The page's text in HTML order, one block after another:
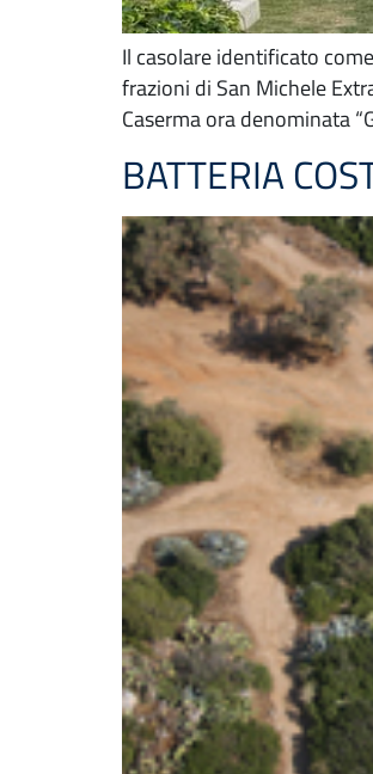
Il casolare identificato
frazioni di San Michele
Caserma ora denominata
BATTERIA